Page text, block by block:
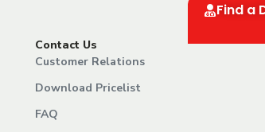
Contact Us
Customer Relations
Download Pricelist
FAQ
Find a